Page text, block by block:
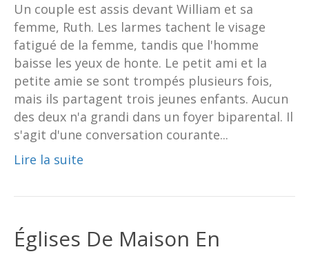
Un couple est assis devant William et sa
femme, Ruth. Les larmes tachent le visage
fatigué de la femme, tandis que l'homme
baisse les yeux de honte. Le petit ami et la
petite amie se sont trompés plusieurs fois,
mais ils partagent trois jeunes enfants. Aucun
des deux n'a grandi dans un foyer biparental. Il
s'agit d'une conversation courante...
Lire la suite
Églises De Maison En